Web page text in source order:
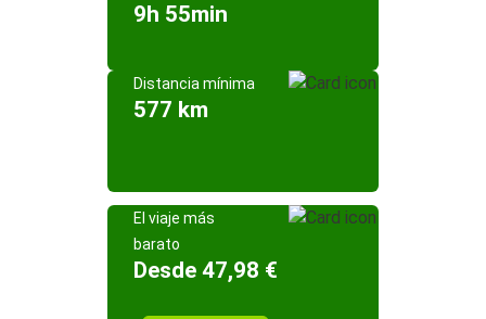
9h 55min
Distancia mínima
577 km
El viaje más
barato
Desde 47,98 €